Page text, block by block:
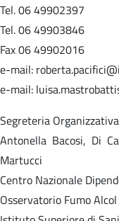
Tel. 06 49902397
Tel. 06 49903846
Fax 06 49902016
e-mail:
e-mail:
Segreteria Organizzativa
Antonella Bacosi, Di
Martucci
Centro Nazionale
Osservatorio Fumo